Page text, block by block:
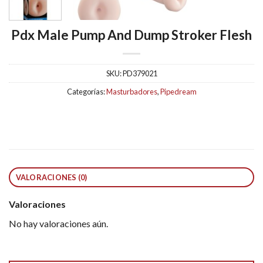
Pdx Male Pump And Dump Stroker Flesh
SKU:PD379021
Categorías:Masturbadores,Pipedream
VALORACIONES (0)
Valoraciones
No hay valoraciones aún.